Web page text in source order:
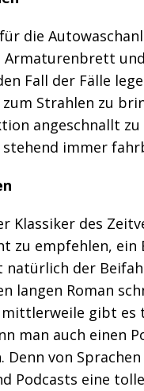
die
Armaturenbrett
Fall der Fälle
Strahlen zu
angeschnallt
stehend immer
Klassiker des
zu empfehlen, ein
natürlich der
langen Roman
gibt es
man auch einen
Denn von
Podcasts eine